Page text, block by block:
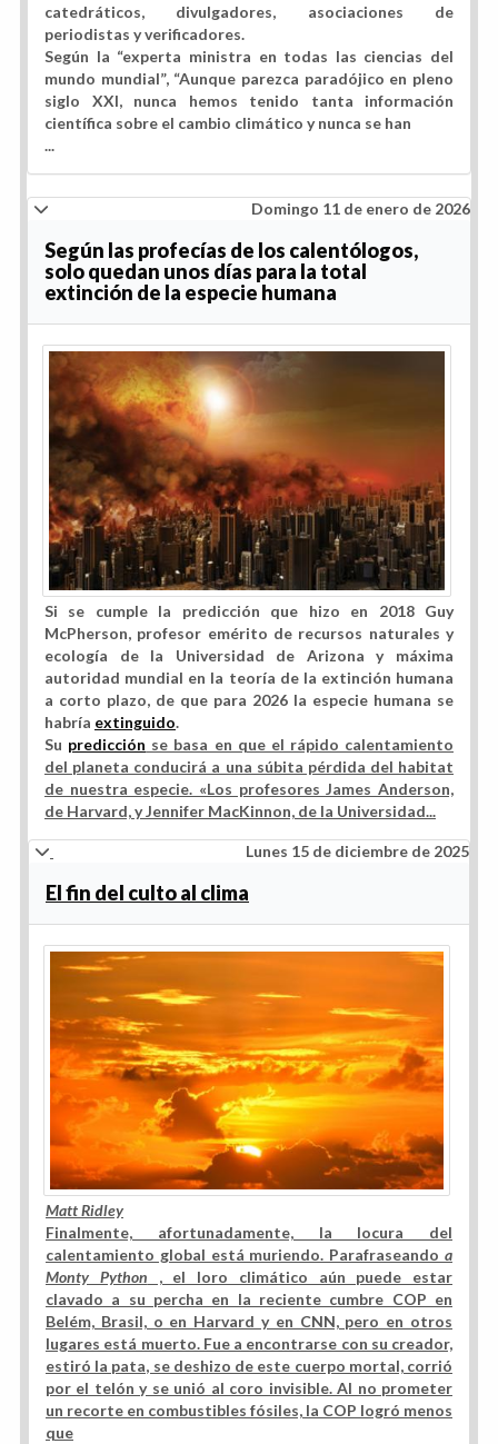
catedráticos, divulgadores, asociaciones de
periodistas y verificadores.
Según la “experta ministra en todas las ciencias del
mundo mundial”, “Aunque parezca paradójico en pleno
siglo XXI, nunca hemos tenido tanta información
científica sobre el cambio climático y nunca se han
...
Domingo 11 de enero de 2026
Según las profecías de los calentólogos,
solo quedan unos días para la total
extinción de la especie humana
Si se cumple la predicción que hizo en 2018 Guy
McPherson, profesor emérito de recursos naturales y
ecología de la Universidad de Arizona y máxima
autoridad mundial en la teoría de la extinción humana
a corto plazo, de que para 2026 la especie humana se
habría extinguido.
Su predicción se basa en que el rápido calentamiento
del planeta conducirá a una súbita pérdida del habitat
de nuestra especie. «Los profesores James Anderson,
de Harvard, y Jennifer MacKinnon, de la Universidad...
Lunes 15 de diciembre de 2025
El fin del culto al clima
Matt Ridley
Finalmente, afortunadamente, la locura del
calentamiento global está muriendo. Parafraseando a
Monty Python , el loro climático aún puede estar
clavado a su percha en la reciente cumbre COP en
Belém, Brasil, o en Harvard y en CNN, pero en otros
lugares está muerto. Fue a encontrarse con su creador,
estiró la pata, se deshizo de este cuerpo mortal, corrió
por el telón y se unió al coro invisible. Al no prometer
un recorte en combustibles fósiles, la COP logró menos
que